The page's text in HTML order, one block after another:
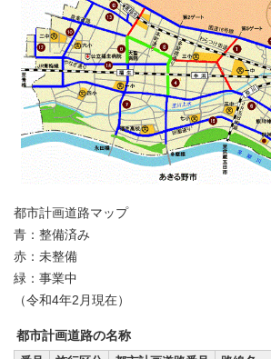
都市計画道路マップ
青：整備済み
赤：未整備
緑：事業中
（令和4年2月現在）
都市計画道路の名称